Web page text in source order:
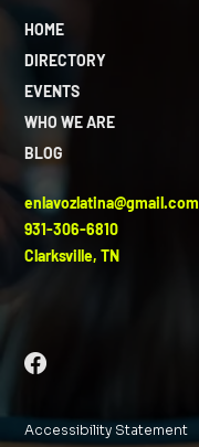
HOME
DIRECTORY
EVENTS
WHO WE ARE
BLOG
enlavozlatina@gmail.com
931-306-6810
Clarksville, TN
Accessibility Statement